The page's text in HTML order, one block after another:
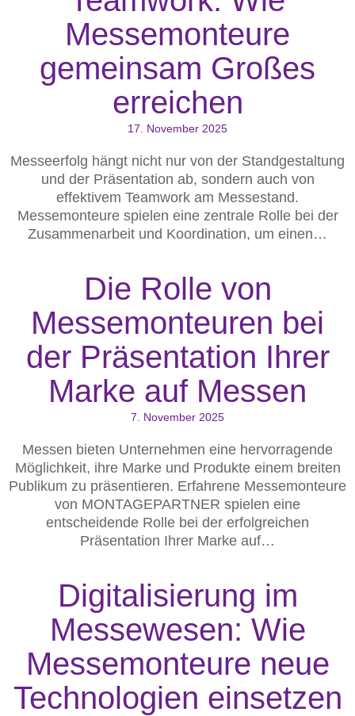
Messemonteure
gemeinsam Großes
erreichen
17. November 2025
Messeerfolg hängt nicht nur von der Standgestaltung
und der Präsentation ab, sondern auch von
effektivem Teamwork am Messestand.
Messemonteure spielen eine zentrale Rolle bei der
Zusammenarbeit und Koordination, um einen…
Die Rolle von
Messemonteuren bei
der Präsentation Ihrer
Marke auf Messen
7. November 2025
Messen bieten Unternehmen eine hervorragende
Möglichkeit, ihre Marke und Produkte einem breiten
Publikum zu präsentieren. Erfahrene Messemonteure
von MONTAGEPARTNER spielen eine
entscheidende Rolle bei der erfolgreichen
Präsentation Ihrer Marke auf…
Digitalisierung im
Messewesen: Wie
Messemonteure neue
Technologien einsetzen